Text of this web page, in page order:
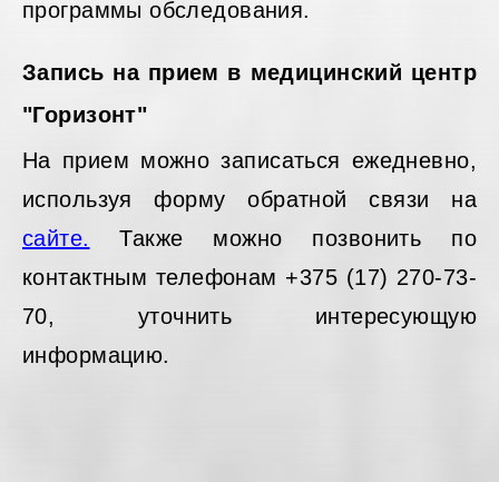
программы обследования.
Запись на прием в медицинский центр
"Горизонт"
На прием можно записаться ежедневно,
используя форму обратной связи на
сайте.
Также можно позвонить по
контактным телефонам +375 (17) 270-73-
70, уточнить интересующую
информацию.